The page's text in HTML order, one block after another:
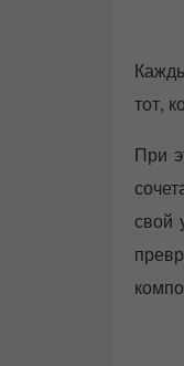
тот,
При
свой